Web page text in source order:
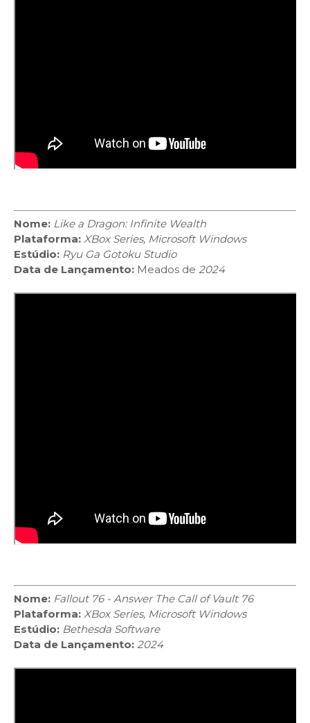
Nome: Like a Dragon: Infinite Wealth
Plataforma: XBox Series, Microsoft Windows
Estúdio: Ryu Ga Gotoku Studio
Data de Lançamento: Meados de 2024
Nome: Fallout 76 - Answer The Call of Vault 76
Plataforma: XBox Series, Microsoft Windows
Estúdio: Bethesda Software
Data de Lançamento: 2024